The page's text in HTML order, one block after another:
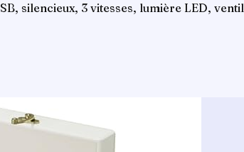
silencieux, 3 vitesses, lumière LED,